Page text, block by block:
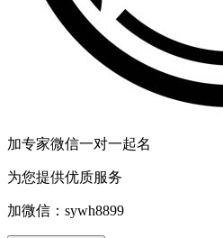
加专家微信一对一起名
为您提供优质服务
加微信： sywh8899